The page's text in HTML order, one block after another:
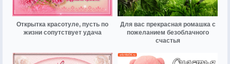
Открытка красотуле, пусть по
жизни сопутствует удача
Для вас прекрасная ромашка с
пожеланием безоблачного
счастья